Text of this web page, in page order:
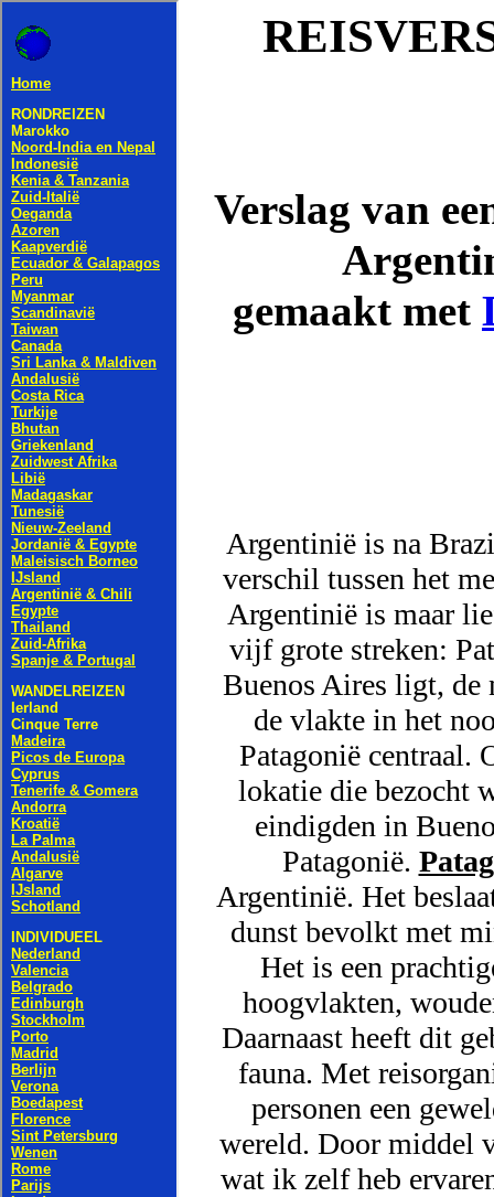
Verslag van
gemaakt met
Argentinië is na
verschil tussen het
Argentinië is maar
vijf grote streken:
Buenos Aires ligt, de
de vlakte in het
Patagonië centraal.
lokatie die bezocht
eindigden in
Patagonië.
Argentinië. Het
dunst bevolkt met
Het is een
hoogvlakten,
Daarnaast heeft dit
fauna. Met
personen een
wereld. Door middel
wat ik zelf heb